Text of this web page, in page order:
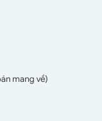
mang về)